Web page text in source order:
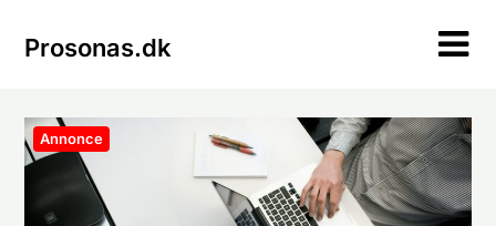
Prosonas.dk
Annonce